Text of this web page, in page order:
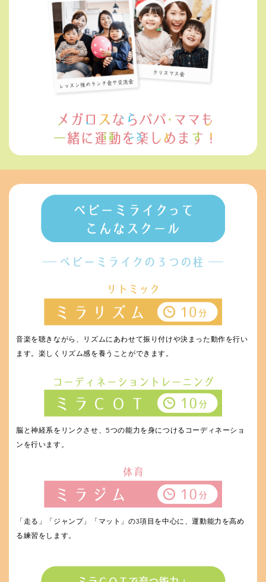
音楽を聴きながら、リズムにあわせて振り付けや決まった動作を行い
ます。楽しくリズム感を養うことができます。
脳と神経系をリンクさせ、5つの能力を身につけるコーディネーショ
ンを行います。
「走る」「ジャンプ」「マット」の3項目を中心に、運動能力を高め
る練習をします。